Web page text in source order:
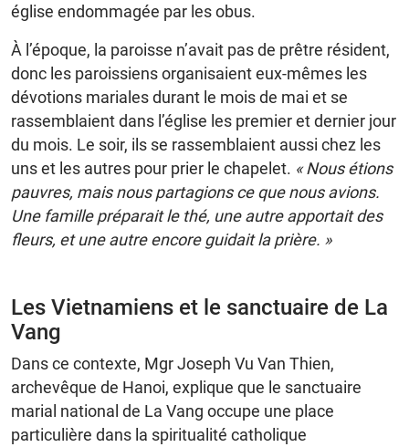
église endommagée par les obus.
À l’époque, la paroisse n’avait pas de prêtre résident,
donc les paroissiens organisaient eux-mêmes les
dévotions mariales durant le mois de mai et se
rassemblaient dans l’église les premier et dernier jour
du mois. Le soir, ils se rassemblaient aussi chez les
uns et les autres pour prier le chapelet. « Nous étions
pauvres, mais nous partagions ce que nous avions.
Une famille préparait le thé, une autre apportait des
fleurs, et une autre encore guidait la prière. »
Les Vietnamiens et le sanctuaire de La
Vang
Dans ce contexte, Mgr Joseph Vu Van Thien,
archevêque de Hanoi, explique que le sanctuaire
marial national de La Vang occupe une place
particulière dans la spiritualité catholique